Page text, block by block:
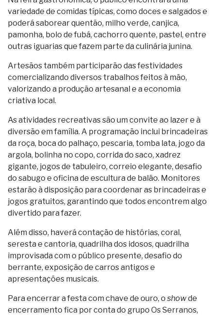
variedade de comidas típicas, como doces e salgados e
poderá saborear quentão, milho verde, canjica,
pamonha, bolo de fubá, cachorro quente, pastel, entre
outras iguarias que fazem parte da culinária junina.
Artesãos também participarão das festividades
comercializando diversos trabalhos feitos à mão,
valorizando a produção artesanal e a economia
criativa local.
As atividades recreativas são um convite ao lazer e à
diversão em família. A programação inclui brincadeiras
da roça, boca do palhaço, pescaria, tomba lata, jogo da
argola, bolinha no copo, corrida do saco, xadrez
gigante, jogos de tabuleiro, correio elegante, desafio
do sabugo e oficina de escultura de balão. Monitores
estarão à disposição para coordenar as brincadeiras e
jogos gratuitos, garantindo que todos encontrem algo
divertido para fazer.
Além disso, haverá contação de histórias, coral,
seresta e cantoria, quadrilha dos idosos, quadrilha
improvisada com o público presente, desafio do
berrante, exposição de carros antigos e
apresentações musicais.
Para encerrar a festa com chave de ouro, o showde
encerramento fica por conta do grupo Os Serranos,